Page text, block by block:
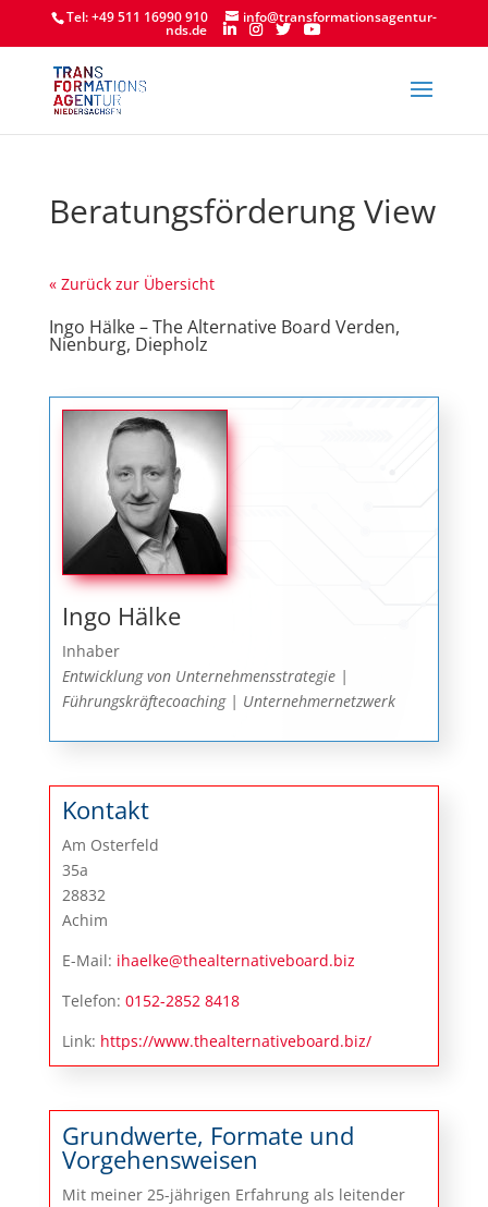
Tel: +49 511 16990 910 info@transformationsagentur-
nds.de
Beratungsförderung View
« Zurück zur Übersicht
Ingo Hälke – The Alternative Board Verden,
Nienburg, Diepholz
Ingo Hälke
Inhaber
Entwicklung von Unternehmensstrategie |
Führungskräftecoaching | Unternehmernetzwerk
Kontakt
Am Osterfeld
35a
28832
Achim
E-Mail: ihaelke@thealternativeboard.biz
Telefon: 0152-2852 8418
Link: https://www.thealternativeboard.biz/
Grundwerte, Formate und
Vorgehensweisen
Mit meiner 25-jährigen Erfahrung als leitender